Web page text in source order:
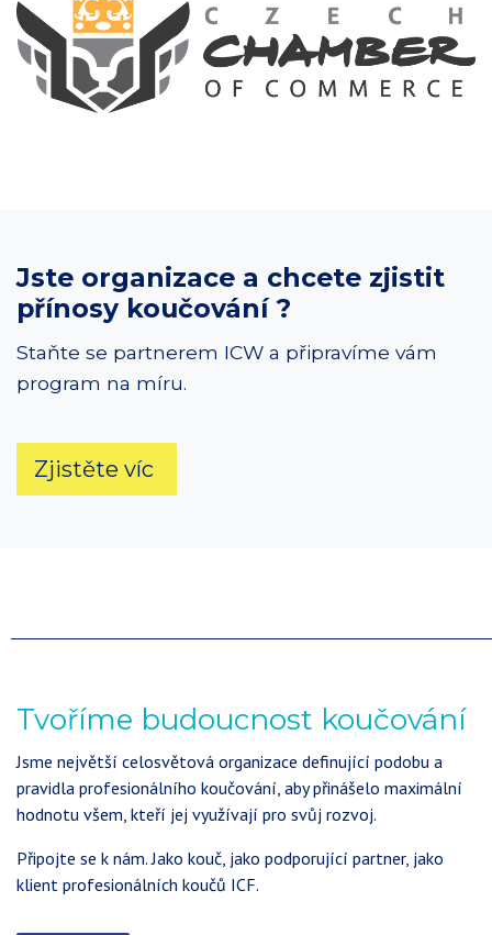
Jste organizace a chcete zjistit
přínosy koučování ?
Staňte se partnerem ICW a připravíme vám
program na míru.
Zjistěte víc
Tvoříme budoucnost koučování
Jsme největší celosvětová organizace definující podobu a
pravidla profesionálního koučování, aby přinášelo maximální
hodnotu všem, kteří jej využívají pro svůj rozvoj.
Připojte se k nám. Jako kouč, jako podporující partner, jako
klient profesionálních koučů ICF.